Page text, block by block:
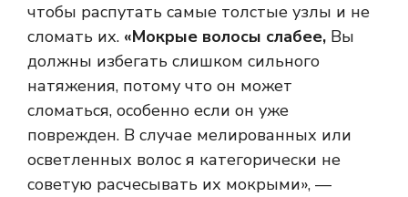
чтобы распутать самые толстые узлы и не
сломать их. «Мокрые волосы слабее, Вы
должны избегать слишком сильного
натяжения, потому что он может
сломаться, особенно если он уже
поврежден. В случае мелированных или
осветленных волос я категорически не
советую расчесывать их мокрыми», —